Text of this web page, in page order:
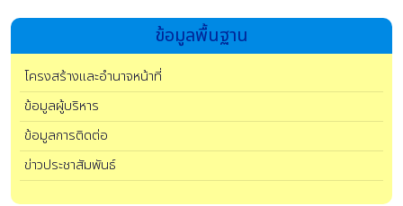
ข้อมูลพื้นฐาน
โครงสร้างและอำนาจหน้าที่
ข้อมูลผู้บริหาร
ข้อมูลการติดต่อ
ข่าวประชาสัมพันธ์